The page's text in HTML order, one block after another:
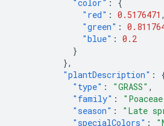
"color" :
{
"red" : 0.5176471 ,
"green" :
"blue" : 0.2
}
},
"plantDescription" :
"type" : "GRASS" ,
"family" :
"season" : "Late
"specialColors" :